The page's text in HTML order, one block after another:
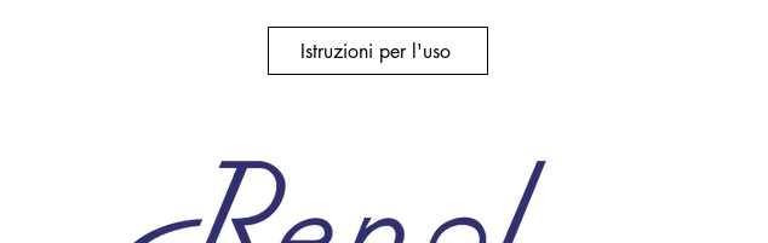
Istruzioni per l'uso